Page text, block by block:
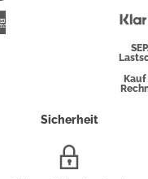
Sicherheit